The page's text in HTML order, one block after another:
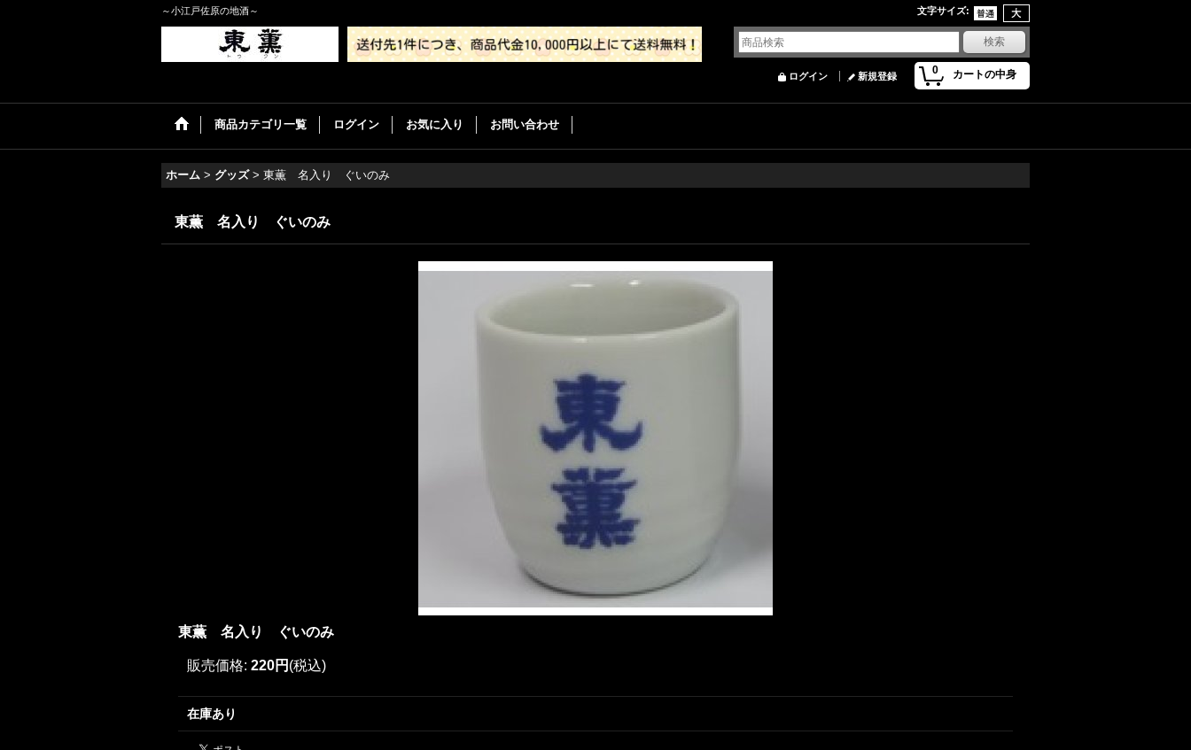
～小江戸佐原の地酒～ 文字サイズ:
0 カートの中身
ログイン 新規登録
商品カテゴリ一覧 ログイン お気に入り お問い合わせ
ホーム > グッズ > 東薫 名入り ぐいのみ
東薫 名入り ぐいのみ
東薫 名入り ぐいのみ
販売価格: 220円 (税込)
在庫あり